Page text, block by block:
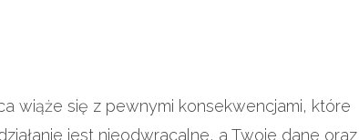
wiąże się z pewnymi konsekwencjami, które
jest nieodwracalne, a Twoje dane oraz